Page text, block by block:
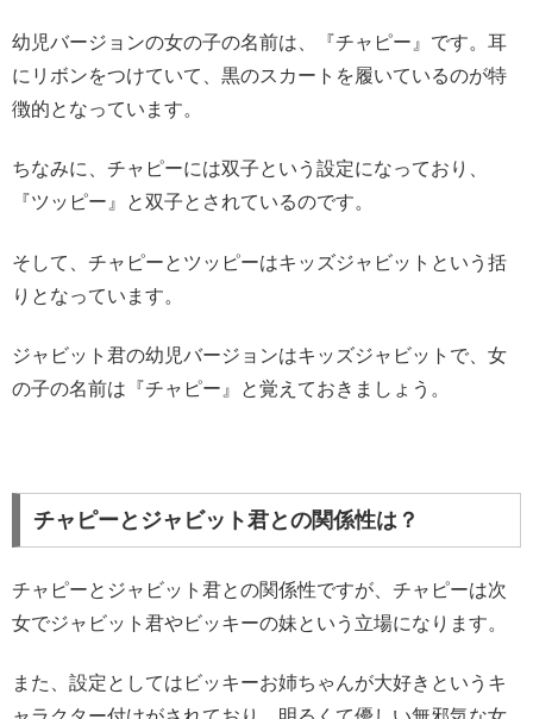
幼児バージョンの女の子の名前は、『チャピー』です。耳
にリボンをつけていて、黒のスカートを履いているのが特
徴的となっています。
ちなみに、チャピーには双子という設定になっており、
『ツッピー』と双子とされているのです。
そして、チャピーとツッピーはキッズジャビットという括
りとなっています。
ジャビット君の幼児バージョンはキッズジャビットで、女
の子の名前は『チャピー』と覚えておきましょう。
チャピーとジャビット君との関係性は？
チャピーとジャビット君との関係性ですが、チャピーは次
女でジャビット君やビッキーの妹という立場になります。
また、設定としてはビッキーお姉ちゃんが大好きというキ